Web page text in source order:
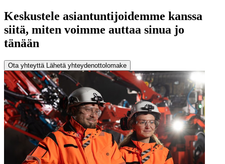
Keskustele asiantuntijoidemme kanssa
siitä, miten voimme auttaa sinua jo
tänään
Ota yhteyttä Lähetä yhteydenottolomake